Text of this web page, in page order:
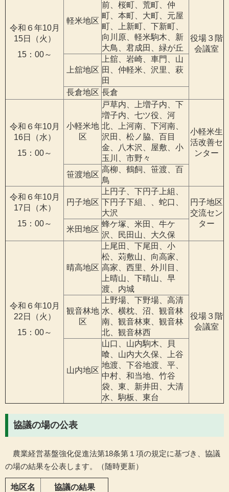
令和６年10月
15日（火）
15：00～
軽米地区
前、桜町、荒町、仲
町、本町、大町、元屋
町、上新町、下新町、
向川原、軽米駒木、新
大鳥、君成田、緑が丘
役場３階
会議室
上舘地区
上舘、岩崎、車門、山
田、仲軽米、沢里、萩
田
長倉地区 長倉
令和６年10月
16日（水）
15：00～
小軽米地
区
戸草内、上増子内、下
増子内、七ツ役、河
北、上河南、下河南、
沢田、松ノ脇、百目
金、八木沢、屋敷、小
玉川、市野々
小軽米生
活改善セ
ンター
笹渡地区
高柳、鶴飼、笹渡、百
鳥
令和６年10月
17日（木）
15：00～
円子地区
上円子、下円子上組、
下円子下組、、蛇口、
大沢
円子地区
交流セン
ター
米田地区
蜂ケ塚、米田、牛ケ
沢、民田山、大久保
令和６年10月
22日（火）
15：00～
晴高地区
上尾田、下尾田、小
松、苅敷山、向高家、
高家、西里、外川目、
上晴山、下晴山、早
渡、内城
役場３階
会議室
観音林地
区
上野場、下野場、高清
水、横枕、沼、観音林
南、観音林東、観音林
北、観音林西
山内地区
山口、山内駒木、貝
喰、山内大久保、上谷
地渡、下谷地渡、平、
中村、和当地、竹谷
袋、東、新井田、大清
水、駒板、東台
協議の場の公表
農業経営基盤強化促進法第18条第１項の規定に基づき、協議
の場の結果を公表します。（随時更新）
地区名 協議の結果